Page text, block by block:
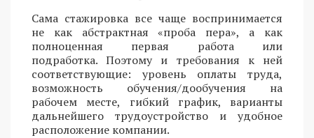
Сама стажировка все чаще воспринимается
не как абстрактная «проба пера», а как
полноценная первая работа или
подработка. Поэтому и требования к ней
соответствующие: уровень оплаты труда,
возможность обучения/дообучения на
рабочем месте, гибкий график, варианты
дальнейшего трудоустройство и удобное
расположение компании.